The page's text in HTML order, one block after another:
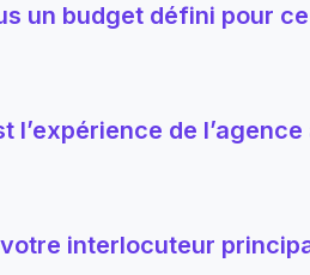
un budget défini pour
l’expérience de
interlocuteur